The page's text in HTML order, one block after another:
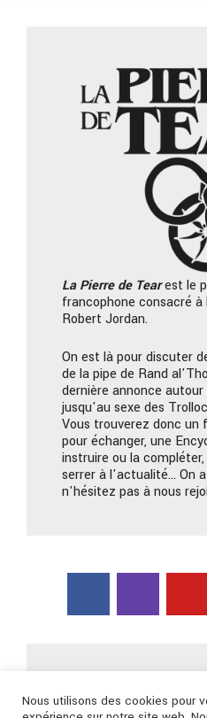
La Pierrede Tearest le
francophone consacré
Robert Jordan.
On est là pour discuter
de la pipe de Rand
dernière annonce
jusqu'au sexe des
Vous trouverez donc un
pour échanger, une
instruire ou la
serrer à l'actualité… On
n'hésitez pas à nous
Nous utilisons des cookies pour